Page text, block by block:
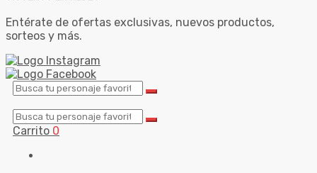
Entérate de ofertas exclusivas, nuevos productos,
sorteos y más.
Carrito 0